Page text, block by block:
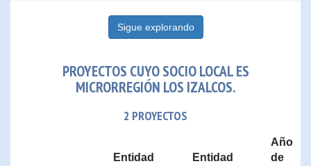
Sigue explorando
PROYECTOS CUYO SOCIO LOCAL ES
MICRORREGIÓN LOS IZALCOS.
2 PROYECTOS
Entidad
Entidad
Año
de